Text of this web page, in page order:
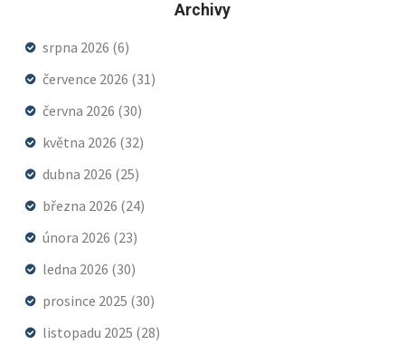
Archivy
srpna 2026 (6)
července 2026 (31)
června 2026 (30)
května 2026 (32)
dubna 2026 (25)
března 2026 (24)
února 2026 (23)
ledna 2026 (30)
prosince 2025 (30)
listopadu 2025 (28)